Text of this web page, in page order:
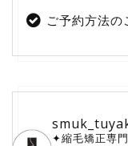
ご予約方法の
✦縮毛矯正専